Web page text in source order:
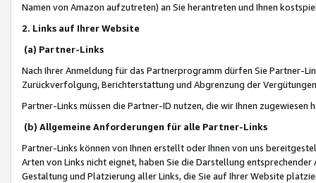
Namen von Amazon aufzutreten) an Sie herantreten und Ihnen
2. Links auf Ihrer Website
(a) Partner-Links
Nach Ihrer Anmeldung für das Partnerprogramm dürfen Sie Partner-
Zurückverfolgung, Berichterstattung und Abgrenzung der
Partner-Links müssen die Partner-ID nutzen, die wir Ihnen zugewiesen
(b) Allgemeine Anforderungen für alle Partner-Links
Partner-Links können von Ihnen erstellt oder Ihnen von uns
Arten von Links nicht eignet, haben Sie die Darstellung
Gestaltung und Platzierung aller Links, die Sie auf Ihrer Website